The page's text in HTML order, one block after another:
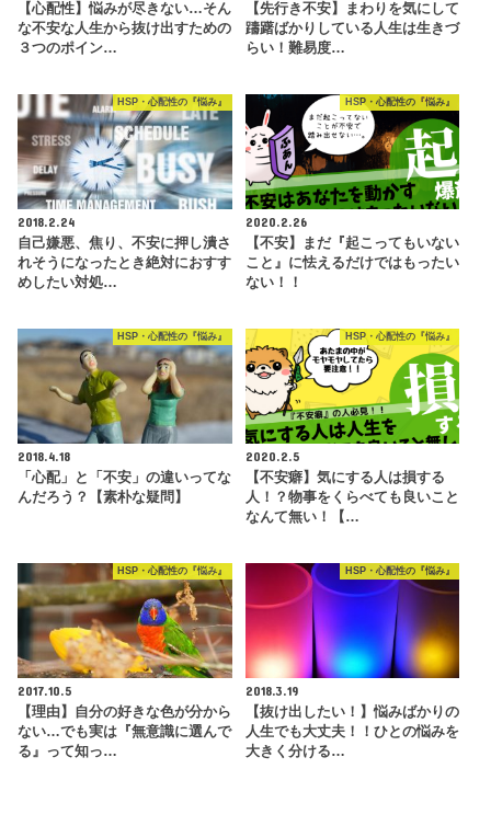
【心配性】悩みが尽きない…そん
な不安な人生から抜け出すための
３つのポイン…
【先行き不安】まわりを気にして
躊躇ばかりしている人生は生きづ
らい！難易度…
HSP・心配性の『悩み』
2018.2.24
自己嫌悪、焦り、不安に押し潰さ
れそうになったとき絶対におすす
めしたい対処…
HSP・心配性の『悩み』
2020.2.26
【不安】まだ『起こってもいない
こと』に怯えるだけではもったい
ない！！
HSP・心配性の『悩み』
2018.4.18
「心配」と「不安」の違いってな
んだろう？【素朴な疑問】
HSP・心配性の『悩み』
2020.2.5
【不安癖】気にする人は損する
人！？物事をくらべても良いこと
なんて無い！【…
HSP・心配性の『悩み』
2017.10.5
【理由】自分の好きな色が分から
ない…でも実は『無意識に選んで
る』って知っ…
HSP・心配性の『悩み』
2018.3.19
【抜け出したい！】悩みばかりの
人生でも大丈夫！！ひとの悩みを
大きく分ける…